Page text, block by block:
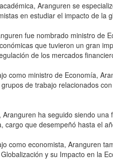
Aranguren se
en estudiar el impacto de la
fue nombrado ministro de
que tuvieron un gran
de los mercados
como ministro de Economía,
de trabajo relacionados
Aranguren ha seguido siendo
cargo que desempeñó hasta el
como economista, Aranguren
y su Impacto en la